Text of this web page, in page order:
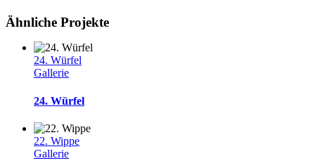
Ähnliche Projekte
24. Würfel
Gallerie
24. Würfel
22. Wippe
Gallerie